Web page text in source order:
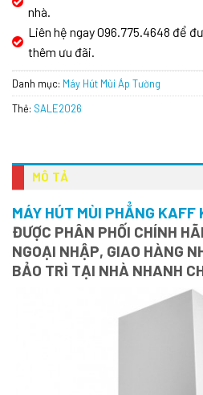
nhà.
Liên hệ ngay 096.775.4648 để
thêm ưu đãi.
Danh mục: Máy Hút Mùi Áp Tường
Thẻ: SALE2026
MÔ TẢ
MÁY HÚT MÙI PHẲNG
ĐƯỢC PHÂN PHỐI CHÍNH
NGOẠI NHẬP, GIAO HÀNG
BẢO TRÌ TẠI NHÀ NHANH